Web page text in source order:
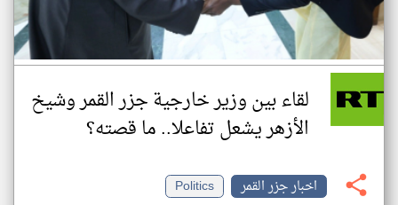
لقاء بين وزير خارجية جزر القمر وشيخ
الأزهر يشعل تفاعلا.. ما قصته؟
اخبار جزر القمر
Politics